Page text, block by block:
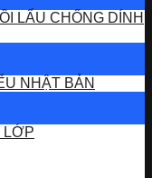
LẨU CHỐNG DÍNH
NHẬT BẢN
LỚP